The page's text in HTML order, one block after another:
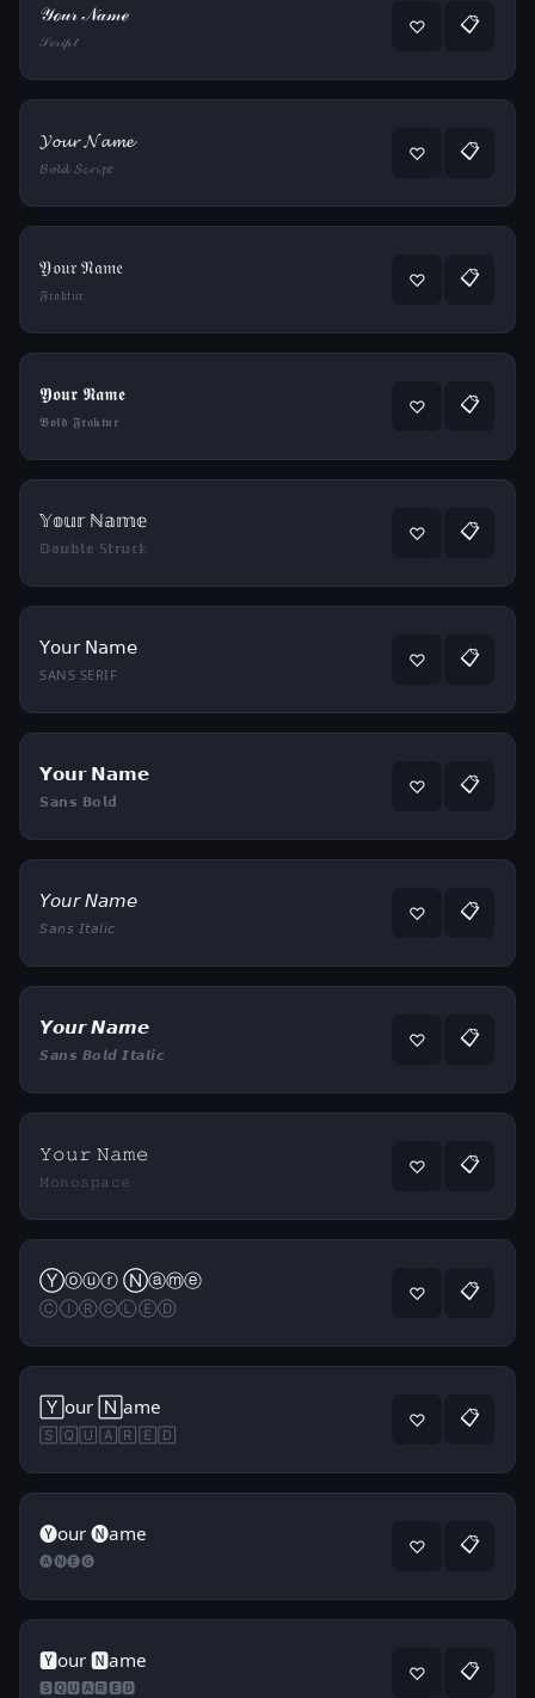
𝒴ℴ𝓊𝓇 𝒩𝒶𝓂ℯ
𝒮𝒸𝓇𝒾𝓅𝓉
♡ 📋
𝓨𝓸𝓾𝓻 𝓝𝓪𝓶𝓮
𝓑𝓸𝓵𝓭 𝓢𝓬𝓻𝓲𝓹𝓽
♡ 📋
𝔜𝔬𝔲𝔯 𝔑𝔞𝔪𝔢
𝔉𝔯𝔞𝔨𝔱𝔲𝔯
♡ 📋
𝖄𝖔𝖚𝖗 𝕹𝖆𝖒𝖊
𝕭𝖔𝖑𝖉 𝕱𝖗𝖆𝖐𝖙𝖚𝖗
♡ 📋
𝕐𝕠𝕦𝕣 ℕ𝕒𝕞𝕖
𝔻𝕠𝕦𝕓𝕝𝕖 𝕊𝕥𝕣𝕦𝕔𝕜
♡ 📋
𝖸𝗈𝗎𝗋 𝖭𝖺𝗆𝖾
SANS SERIF
♡ 📋
𝗬𝗼𝘂𝗿 𝗡𝗮𝗺𝗲
𝗦𝗮𝗻𝘀 𝗕𝗼𝗹𝗱
♡ 📋
𝘠𝘰𝘶𝘳 𝘕𝘢𝘮𝘦
𝘚𝘢𝘯𝘴 𝘐𝘵𝘢𝘭𝘪𝘤
♡ 📋
𝙔𝙤𝙪𝙧 𝙉𝙖𝙢𝙚
𝙎𝙖𝙣𝙨 𝘽𝙤𝙡𝙙 𝙄𝙩𝙖𝙡𝙞𝙘
♡ 📋
𝚈𝚘𝚞𝚛 𝙽𝚊𝚖𝚎
𝙼𝚘𝚗𝚘𝚜𝚙𝚊𝚌𝚎
♡ 📋
Ⓨⓞⓤⓡ Ⓝⓐⓜⓔ
ⒸⒾⓇⒸⓁⒺⒹ
♡ 📋
🅈our 🄽ame
🅂🅀🅄🄰🅁🄴🄳
♡ 📋
🅨our 🅝ame
🅐🅝🅔🅖
♡ 📋
🆈our 🅽ame
🆂🆀🆄🅰🆁🅴🅳
♡ 📋